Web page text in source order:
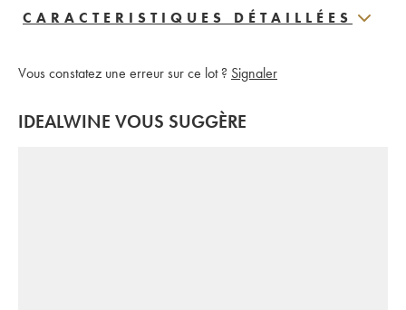
CARACTERISTIQUES DÉTAILLÉES
Vous constatez une erreur sur ce lot ? Signaler
IDEALWINE VOUS SUGGÈRE